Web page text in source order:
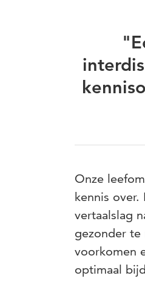
Onze
kennis
vertaalslag
gezonder
voorkomen
optimaal